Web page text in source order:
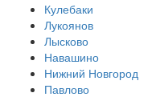
Кулебаки
Лукоянов
Лысково
Навашино
Нижний Новгород
Павлово